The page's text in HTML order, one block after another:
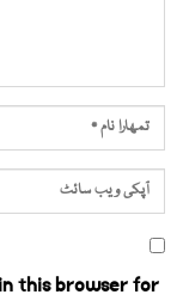
this browser for